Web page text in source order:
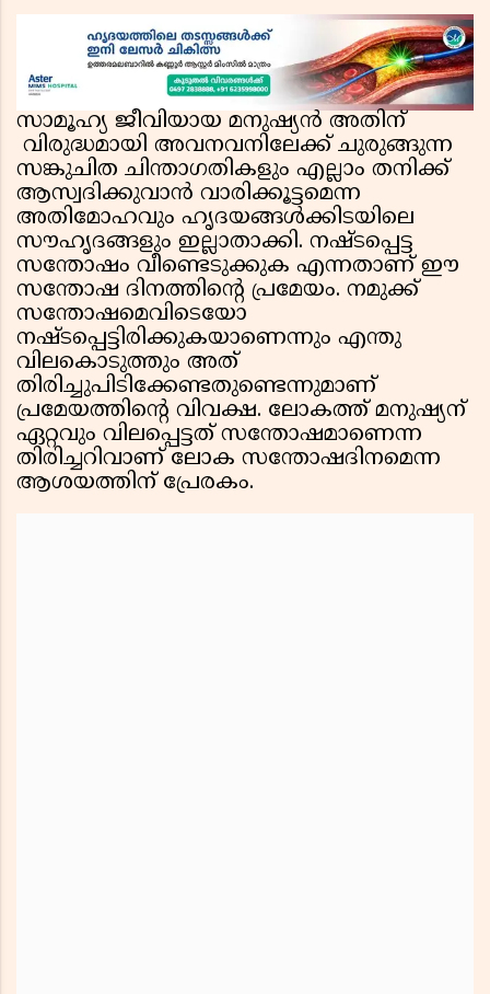
സാമൂഹ്യ ജീവിയായ മനുഷ്യന്‍ അതിന്
വിരുദ്ധമായി അവനവനിലേക്ക് ചുരുങ്ങുന്ന
സങ്കുചിത ചിന്താഗതികളും എല്ലാം തനിക്ക്
ആസ്വദിക്കുവാന്‍ വാരിക്കൂട്ടമെന്ന
അതിമോഹവും ഹൃദയങ്ങള്‍ക്കിടയിലെ
സൗഹൃദങ്ങളും ഇല്ലാതാക്കി. നഷ്ടപ്പെട്ട
സന്തോഷം വീണ്ടെടുക്കുക എന്നതാണ് ഈ
സന്തോഷ ദിനത്തിന്റെ പ്രമേയം. നമുക്ക്
സന്തോഷമെവിടെയോ
നഷ്ടപ്പെട്ടിരിക്കുകയാണെന്നും എന്തു
വിലകൊടുത്തും അത്
തിരിച്ചുപിടിക്കേണ്ടതുണ്ടെന്നുമാണ്
പ്രമേയത്തിന്റെ വിവക്ഷ. ലോകത്ത് മനുഷ്യന്
ഏറ്റവും വിലപ്പെട്ടത് സന്തോഷമാണെന്ന
തിരിച്ചറിവാണ് ലോക സന്തോഷദിനമെന്ന
ആശയത്തിന് പ്രേരകം.